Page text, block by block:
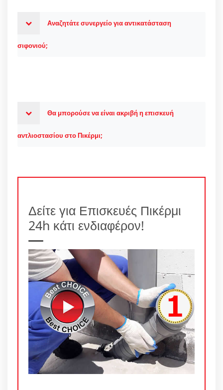
Αναζητάτε συνεργείο για αντικατάσταση
σιφονιού;
Θα μπορούσε να είναι ακριβή η επισκευή
αντλιοστασίου στο Πικέρμι;
Δείτε για Επισκευές Πικέρμι
24h κάτι ενδιαφέρον!